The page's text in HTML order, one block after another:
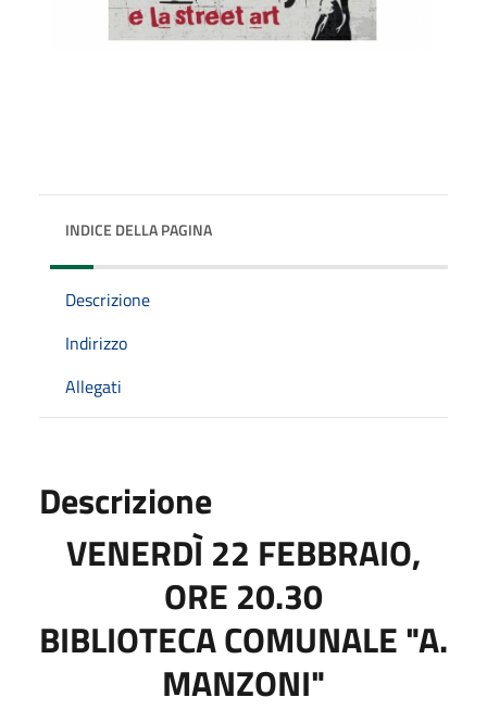
INDICE DELLA PAGINA
Descrizione
Indirizzo
Allegati
Descrizione
VENERDÌ 22 FEBBRAIO,
ORE 20.30
BIBLIOTECA COMUNALE "A.
MANZONI"